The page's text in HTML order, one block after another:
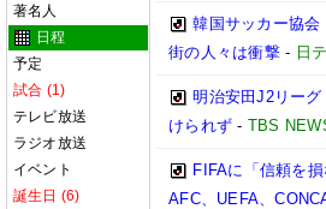
著名人
日程
予定
試合 (1)
テレビ放送
ラジオ放送
イベント
誕生日 (6)
韓国サッカー協
街の人々は衝撃- 日
明治安田J2リー
けられず - TBS
FIFAに「信頼を
AFC、UEFA、